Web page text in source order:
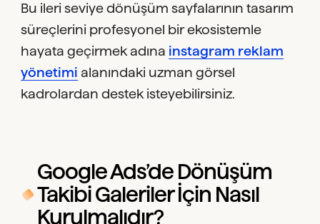
Bu ileri seviye dönüşüm sayfalarının tasarım
süreçlerini profesyonel bir ekosistemle
hayata geçirmek adına instagram reklam
yönetimi alanındaki uzman görsel
kadrolardan destek isteyebilirsiniz.
Google Ads’de Dönüşüm
Takibi Galeriler İçin Nasıl
Kurulmalıdır?